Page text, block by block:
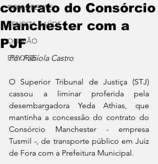
BOM APETITE
BENDITA SAÚDE
OPINIÃO
ESPORTE
contrato do Consórcio
Manchester com a
PJF
Por Fabíola Castro
O Superior Tribunal de Justiça (STJ)
cassou a liminar proferida pela
desembargadora Yeda Athias, que
mantinha a concessão do contrato do
Consórcio Manchester - empresa
Tusmil -, de transporte público em Juiz
de Fora com a Prefeitura Municipal.